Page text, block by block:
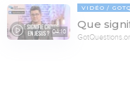
04:10
VIDÉO
Que